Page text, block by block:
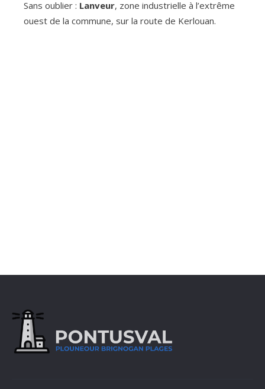
Sans oublier : Lanveur, zone industrielle à l’extrême
ouest de la commune, sur la route de Kerlouan.